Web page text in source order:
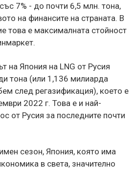
7% - до почти 6,5 млн. тона,
на финансите на страната. В
това е максималната стойност
на Япония на LNG от Русия
тона (или 1,136 милиарда
след регазификация), което е
2022 г. Това е и най-
от Русия за последните почти
сезон, Япония, която има
в света, значително